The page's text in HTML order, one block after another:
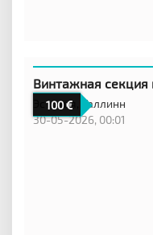
100
Винтажная секция
Эстония,
Таллинн
30-05-2026, 00:01